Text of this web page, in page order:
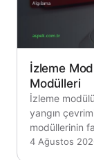
İzleme
Modülleri
İzleme
yangın
modüllerinin
4 Ağustos